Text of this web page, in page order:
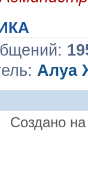
Алуа
Создано